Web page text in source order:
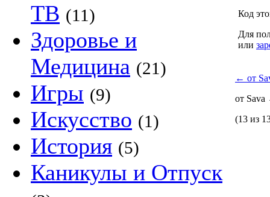
ТВ (11)
Здоровье и
Медицина (21)
Игры (9)
Искусство (1)
История (5)
Каникулы и Отпуск
Код
Для
или
← от
от Sava
(13 из